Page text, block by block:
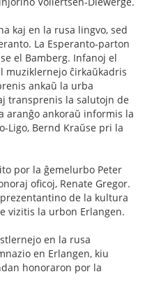
kaj en la rusa lingvo, sed
La Esperanto-parton
el Bamberg. Infanoj el
muziklernejo ĉirkaŭkadris
ankaŭ la urba
transprenis la salutojn de
aranĝo ankoraŭ informis la
Ligo, Bernd Kraŭse pri la
por la ĝemelurbo Peter
oficoj, Renate Gregor.
de la kultura
vizitis la urbon Erlangen.
en la rusa
en Erlangen, kiu
honoraron por la